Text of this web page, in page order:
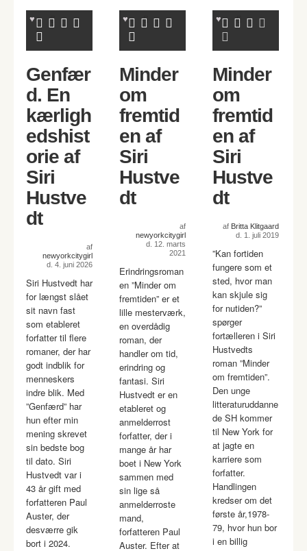
Genfær
d. En
kærligh
edshist
orie af
Siri
Hustve
dt
af
newyorkcitygirl
d. 4. juni 2026
Siri Hustvedt har
for længst slået
sit navn fast
som etableret
forfatter til flere
romaner, der har
godt indblik for
menneskers
indre blik. Med
”Genfærd” har
hun efter min
mening skrevet
sin bedste bog
til dato. Siri
Hustvedt var i
43 år gift med
forfatteren Paul
Auster, der
desværre gik
bort i 2024.
Minder
om
fremtid
en af
Siri
Hustve
dt
af
newyorkcitygirl
d. 12. marts
2021
Erindringsroman
en ”Minder om
fremtiden” er et
lille mesterværk,
en overdådig
roman, der
handler om tid,
erindring og
fantasi. Siri
Hustvedt er en
etableret og
anmelderrost
forfatter, der i
mange år har
boet i New York
sammen med
sin lige så
anmelderroste
mand,
forfatteren Paul
Auster. Efter at
Minder
om
fremtid
en af
Siri
Hustve
dt
af Britta Klitgaard
d. 1. juli 2019
”Kan fortiden
fungere som et
sted, hvor man
kan skjule sig
for nutiden?”
spørger
fortælleren i Siri
Hustvedts
roman ”Minder
om fremtiden”.
Den unge
litteraturuddanne
de SH kommer
til New York for
at jagte en
karriere som
forfatter.
Handlingen
kredser om det
første år,1978-
79, hvor hun bor
i en billig